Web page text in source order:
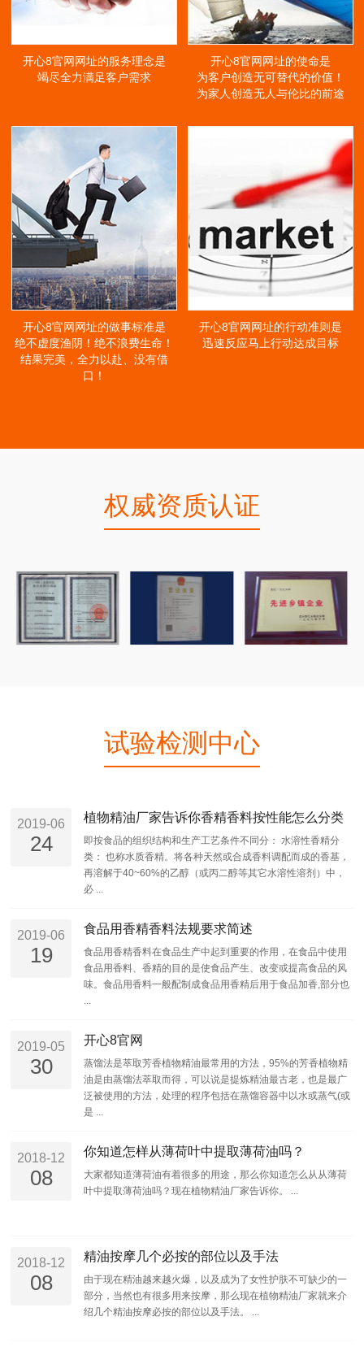
开心8官网网址的服务理念是
竭尽全力满足客户需求
开心8官网网址的使命是
为客户创造无可替代的价值！
为家人创造无人与伦比的前途
开心8官网网址的做事标准是
绝不虚度渔阴！绝不浪费生命！
结果完美，全力以赴、没有借
口！
开心8官网网址的行动准则是
迅速反应马上行动达成目标
权威资质认证
试验检测中心
2019-06
24
植物精油厂家告诉你香精香料按性能怎么分类
即按食品的组织结构和生产工艺条件不同分： 水溶性香精分
类： 也称水质香精。将各种天然或合成香料调配而成的香基，
再溶解于40~60%的乙醇（或丙二醇等其它水溶性溶剂）中，
必 ...
2019-06
19
食品用香精香料法规要求简述
食品用香精香料在食品生产中起到重要的作用，在食品中使用
食品用香料、香精的目的是使食品产生、改变或提高食品的风
味。食品用香料一般配制成食品用香精后用于食品加香,部分也
2019-05
30
开心8官网
蒸馏法是萃取芳香植物精油最常用的方法，95%的芳香植物精
油是由蒸馏法萃取而得，可以说是提炼精油最古老，也是最广
泛被使用的方法，处理的程序包括在蒸馏容器中以水或蒸气(或
是 ...
2018-12
08
你知道怎样从薄荷叶中提取薄荷油吗？
大家都知道薄荷油有着很多的用途，那么你知道怎么从从薄荷
叶中提取薄荷油吗？现在植物精油厂家告诉你。 ...
2018-12
08
精油按摩几个必按的部位以及手法
由于现在精油越来越火爆，以及成为了女性护肤不可缺少的一
部分，当然也有很多用来按摩，那么现在植物精油厂家就来介
绍几个精油按摩必按的部位以及手法。 ...